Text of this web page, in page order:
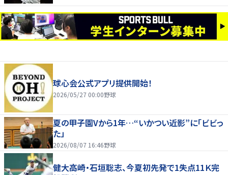
球心会公式アプリ提供開始！
2026/05/27 00:00野球
夏の甲子園Vから1年…“いかつい近影”に「ビビっ
た」
2026/08/07 16:46野球
健大高崎・石垣聡志、今夏初先発で1失点11Ｋ完